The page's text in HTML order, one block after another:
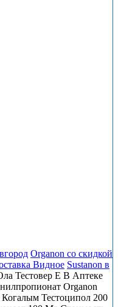
Organon со скидкой
Видное Sustanon в
Тестовер Е В Аптеке
Organon
Тестоципол 200